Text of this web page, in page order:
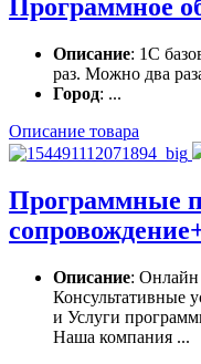
Программное
Описание: 1С
раз. Можно два
Город: ...
Описание товара
Программные
Описание: Онлайн
Консультативные
и Услуги
Наша компания ...